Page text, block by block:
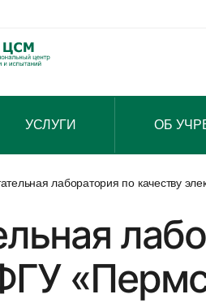
УСЛУГИ ОБ
лаборатория по качеству